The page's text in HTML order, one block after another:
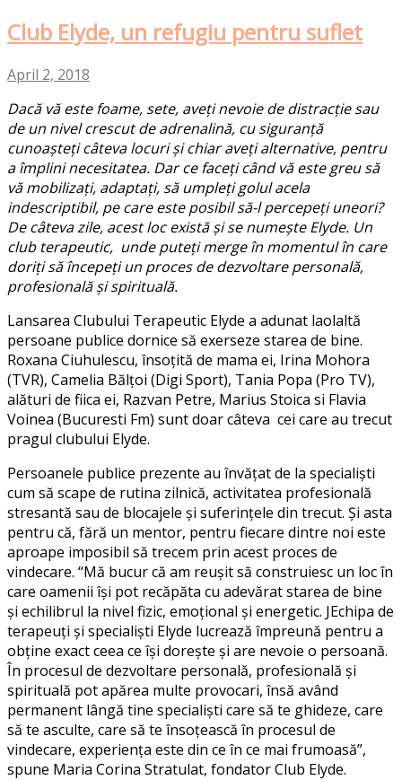
Club Elyde, un refugiu pentru suflet
April 2, 2018
Dacă vă este foame, sete, aveți nevoie de distracție sau
de un nivel crescut de adrenalină, cu siguranță
cunoașteți câteva locuri și chiar aveți alternative, pentru
a împlini necesitatea. Dar ce faceți când vă este greu să
vă mobilizați, adaptați, să umpleți golul acela
indescriptibil, pe care este posibil să-l percepeți uneori?
De câteva zile, acest loc există și se numește Elyde. Un
club terapeutic, unde puteți merge în momentul în care
doriți să începeți un proces de dezvoltare personală,
profesională și spirituală.
Lansarea Clubului Terapeutic Elyde a adunat laolaltă
persoane publice dornice să exerseze starea de bine.
Roxana Ciuhulescu, însoțită de mama ei, Irina Mohora
(TVR), Camelia Bălțoi (Digi Sport), Tania Popa (Pro TV),
alături de fiica ei, Razvan Petre, Marius Stoica si Flavia
Voinea (Bucuresti Fm) sunt doar câteva cei care au trecut
pragul clubului Elyde.
Persoanele publice prezente au învățat de la specialiști
cum să scape de rutina zilnică, activitatea profesională
stresantă sau de blocajele și suferințele din trecut. Și asta
pentru că, fără un mentor, pentru fiecare dintre noi este
aproape imposibil să trecem prin acest proces de
vindecare. “Mă bucur că am reușit să construiesc un loc în
care oamenii își pot recăpăta cu adevărat starea de bine
și echilibrul la nivel fizic, emoțional și energetic. JEchipa de
terapeuți și specialiști Elyde lucrează împreună pentru a
obține exact ceea ce își dorește și are nevoie o persoană.
În procesul de dezvoltare personală, profesională și
spirituală pot apărea multe provocari, însă având
permanent lângă tine specialiști care să te ghideze, care
să te asculte, care să te însoțească în procesul de
vindecare, experiența este din ce în ce mai frumoasă”,
spune Maria Corina Stratulat, fondator Club Elyde.